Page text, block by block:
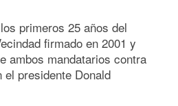
primeros 25 años del
firmado en 2001 y
ambos mandatarios contra
presidente Donald